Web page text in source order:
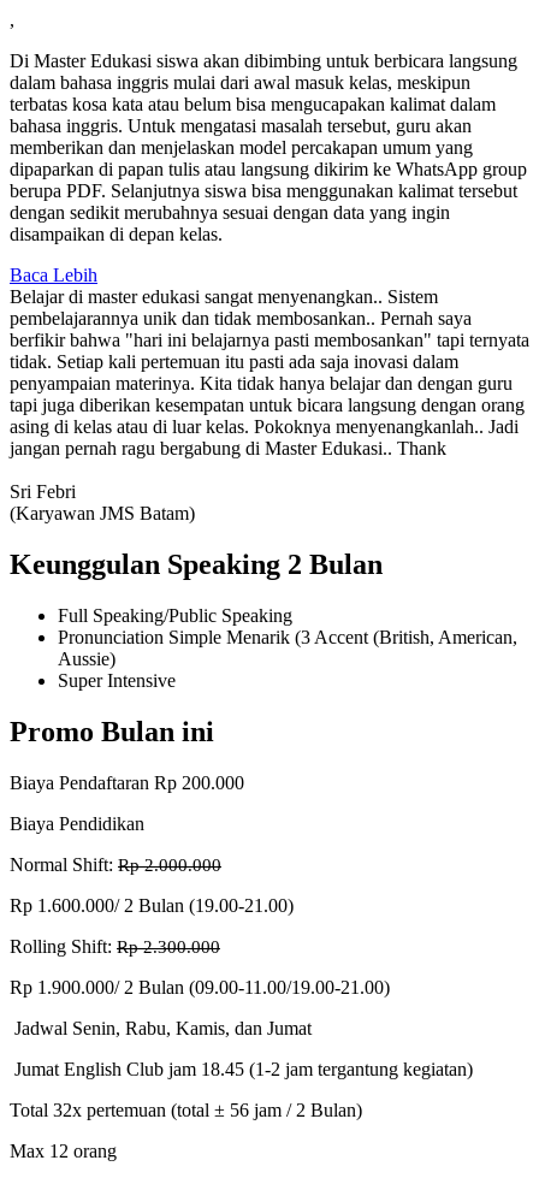
,
Di Master Edukasi siswa akan dibimbing untuk berbicara langsung
dalam bahasa inggris mulai dari awal masuk kelas, meskipun
terbatas kosa kata atau belum bisa mengucapakan kalimat dalam
bahasa inggris. Untuk mengatasi masalah tersebut, guru akan
memberikan dan menjelaskan model percakapan umum yang
dipaparkan di papan tulis atau langsung dikirim ke WhatsApp group
berupa PDF. Selanjutnya siswa bisa menggunakan kalimat tersebut
dengan sedikit merubahnya sesuai dengan data yang ingin
disampaikan di depan kelas.
Baca Lebih
Belajar di master edukasi sangat menyenangkan.. Sistem
pembelajarannya unik dan tidak membosankan.. Pernah saya
berfikir bahwa "hari ini belajarnya pasti membosankan" tapi ternyata
tidak. Setiap kali pertemuan itu pasti ada saja inovasi dalam
penyampaian materinya. Kita tidak hanya belajar dan dengan guru
tapi juga diberikan kesempatan untuk bicara langsung dengan orang
asing di kelas atau di luar kelas. Pokoknya menyenangkanlah.. Jadi
jangan pernah ragu bergabung di Master Edukasi.. Thank
Sri Febri
(Karyawan JMS Batam)
Keunggulan Speaking 2 Bulan
Full Speaking/Public Speaking
Pronunciation Simple Menarik (3 Accent (British, American,
Aussie)
Super Intensive
Promo Bulan ini
Biaya Pendaftaran Rp 200.000
Biaya Pendidikan
Normal Shift: Rp 2.000.000
Rp 1.600.000/ 2 Bulan (19.00-21.00)
Rolling Shift: Rp 2.300.000
Rp 1.900.000/ 2 Bulan (09.00-11.00/19.00-21.00)
Jadwal Senin, Rabu, Kamis, dan Jumat
Jumat English Club jam 18.45 (1-2 jam tergantung kegiatan)
Total 32x pertemuan (total ± 56 jam / 2 Bulan)
Max 12 orang